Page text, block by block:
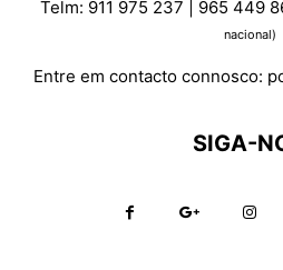
Telm: 911 975 237 | 965 449
nacional)
Entre em contacto connosco:
SIGA-